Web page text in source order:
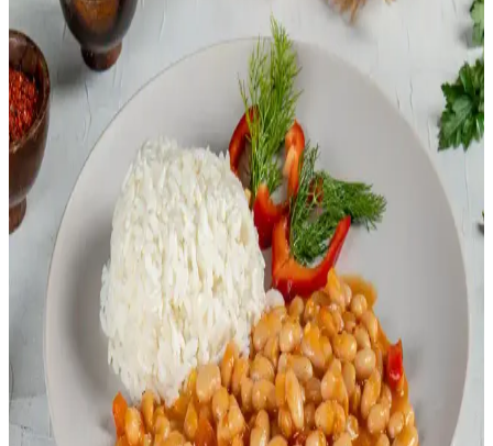
Kira Ödendikten Sonra Ekonomik ve Besleyici
Yemek Seçenekleriyle Bütçe Yönetimi
Kira sonrası kalan bütçeyle ekonomik ve besleyici yemekler
hazırlamak mümkündür. Siyah fasulye ve ramen gibi uygun
maliyetli malzemelerle doyurucu ve sağlıklı öğünler oluşturulabilir.
Tuzlu Smoothieler ve Sebze Bazlı Soğuk İçeceklerin
Popüler Olmama Nedenleri ve Kültürel Etkileri
Tuzlu smoothieler, sebzelerin düşük sıvı içeriği ve alışılmış tatlı
içecek alışkanlıkları nedeniyle az tercih edilir. Soğuk çorba benzeri
yapıları ve kültürel farklılıklar bu içeceklerin popülerliğini sınırlar.
Lahana Nasıl Değerlendirilir? Pişirme Yöntemleri ve
Geleneksel Tarifler
Lahana, ızgara, sote, haşlama, turşu ve dolma gibi çeşitli yöntemlerle
hazırlanabilir. Hem çiğ hem pişmiş tüketimiyle besleyici ve lezzetli
seçenekler sunar.